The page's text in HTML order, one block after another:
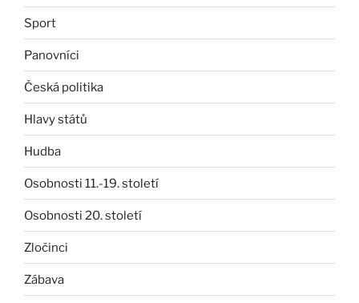
Sport
Panovníci
Česká politika
Hlavy států
Hudba
Osobnosti 11.-19. století
Osobnosti 20. století
Zločinci
Zábava